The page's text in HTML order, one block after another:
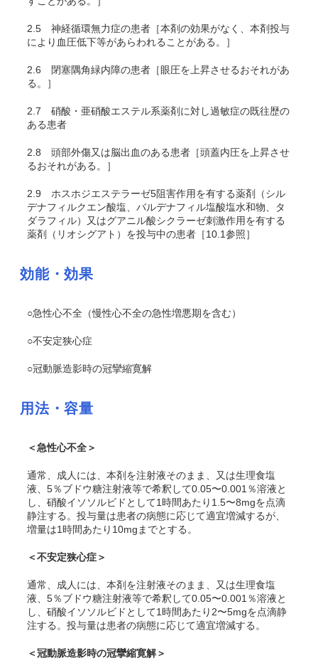
2.5 神経循環無力症の患者［本剤の効果がなく、本剤投与
により血圧低下等があらわれることがある。］
2.6 閉塞隅角緑内障の患者［眼圧を上昇させるおそれがあ
る。］
2.7 硝酸・亜硝酸エステル系薬剤に対し過敏症の既往歴の
ある患者
2.8 頭部外傷又は脳出血のある患者［頭蓋内圧を上昇させ
るおそれがある。］
2.9 ホスホジエステラーゼ5阻害作用を有する薬剤（シル
デナフィルクエン酸塩、バルデナフィル塩酸塩水和物、タ
ダラフィル）又はグアニル酸シクラーゼ刺激作用を有する
薬剤（リオシグアト）を投与中の患者［10.1参照］
効能・効果
○急性心不全（慢性心不全の急性増悪期を含む）
○不安定狭心症
○冠動脈造影時の冠攣縮寛解
用法・容量
＜急性心不全＞
通常、成人には、本剤を注射液そのまま、又は生理食塩
液、5％ブドウ糖注射液等で希釈して0.05〜0.001％溶液と
し、硝酸イソソルビドとして1時間あたり1.5〜8mgを点滴
静注する。投与量は患者の病態に応じて適宜増減するが、
増量は1時間あたり10mgまでとする。
＜不安定狭心症＞
通常、成人には、本剤を注射液そのまま、又は生理食塩
液、5％ブドウ糖注射液等で希釈して0.05〜0.001％溶液と
し、硝酸イソソルビドとして1時間あたり2〜5mgを点滴静
注する。投与量は患者の病態に応じて適宜増減する。
＜冠動脈造影時の冠攣縮寛解＞